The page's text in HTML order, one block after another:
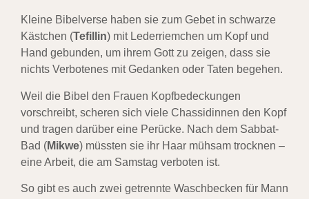
Kleine Bibelverse haben sie zum Gebet in schwarze
Kästchen (Tefillin) mit Lederriemchen um Kopf und
Hand gebunden, um ihrem Gott zu zeigen, dass sie
nichts Verbotenes mit Gedanken oder Taten begehen.
Weil die Bibel den Frauen Kopfbedeckungen
vorschreibt, scheren sich viele Chassidinnen den Kopf
und tragen darüber eine Perücke. Nach dem Sabbat-
Bad (Mikwe) müssten sie ihr Haar mühsam trocknen –
eine Arbeit, die am Samstag verboten ist.
So gibt es auch zwei getrennte Waschbecken für Mann